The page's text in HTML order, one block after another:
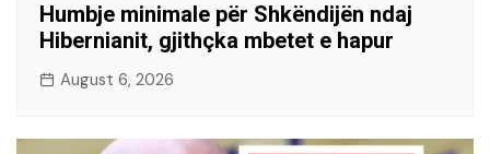
Humbje minimale për Shkëndijën ndaj
Hibernianit, gjithçka mbetet e hapur
August 6, 2026